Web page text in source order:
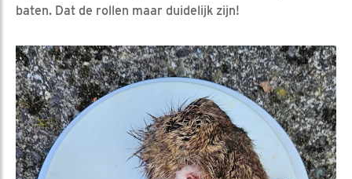
baten. Dat de rollen maar duidelijk zijn!